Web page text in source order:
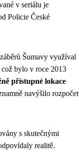
v seriálu je
Policie České
Šumavy využíval
bylo v roce 2013
přístupné lokace
navýšilo rozpočet
s skutečnými
realitě.